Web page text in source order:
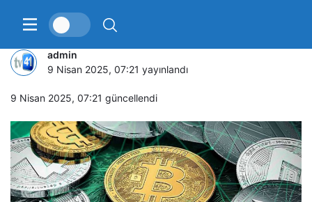
Kripto varlıklarda miras tehlikesi
admin
9 Nisan 2025, 07:21 yayınlandı
9 Nisan 2025, 07:21 güncellendi